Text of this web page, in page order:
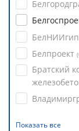
Белпроект (
Братский
Показать все